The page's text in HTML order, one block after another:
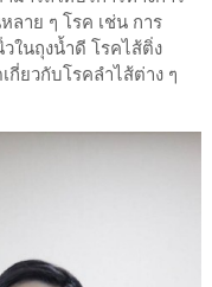
ลาย ๆ โรค เช่น การ
ในถุงน้ำดี โรคไส้ติ่ง
กี่ยวกับโรคลำไส้ต่าง ๆ